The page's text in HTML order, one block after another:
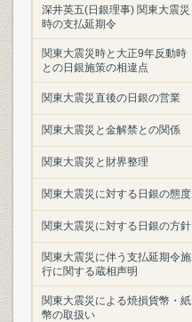
深井英五(日銀理事) 関東大震災
時の支払延期令
関東大震災時と大正9年反動時
との日銀施策の相違点
関東大震災直後の日銀の営業
関東大震災と金解禁との関係
関東大震災と財界整理
関東大震災に対する日銀の態度
関東大震災に対する日銀の方針
関東大震災に伴う支払延期令施
行に関する蔵相声明
関東大震災による焼損貨幣・紙
幣の取扱い